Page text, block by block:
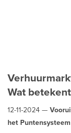
Wat
12-11-2024 —
het